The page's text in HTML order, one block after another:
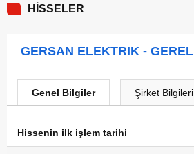
HİSSELER
GERSAN ELEKTRIK - GEREL
Genel Bilgiler Şirket Bilgileri
Hissenin ilk işlem tarihi